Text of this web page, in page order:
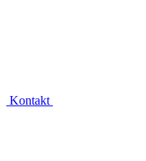
Kontakt